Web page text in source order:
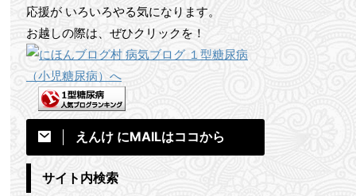
応援が いろいろやる気になります。
お越しの際は、ぜひクリックを！
えんけ にMAILはココから
サイト内検索